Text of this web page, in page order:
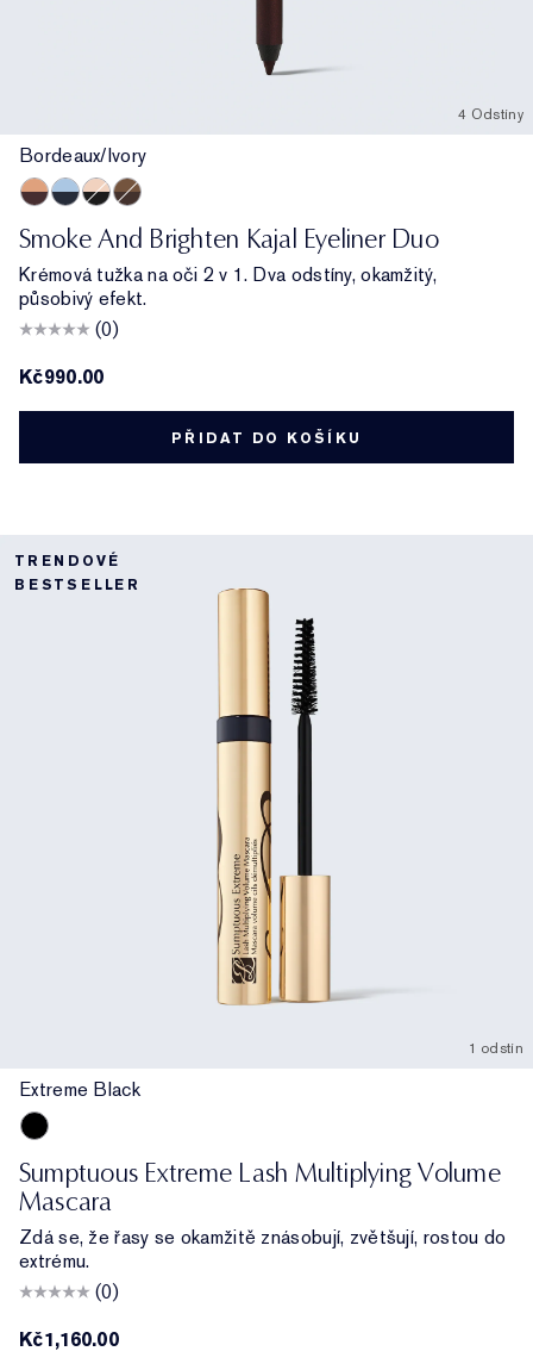
4 Odstíny
Bordeaux/Ivory
Smoke And Brighten Kajal Eyeliner Duo
Krémová tužka na oči 2 v 1. Dva odstíny, okamžitý,
působivý efekt.
(0)
Kč990.00
PŘIDAT DO KOŠÍKU
TRENDOVÉ
BESTSELLER
1 odstín
Extreme Black
Sumptuous Extreme Lash Multiplying Volume
Mascara
Zdá se, že řasy se okamžitě znásobují, zvětšují, rostou do
extrému.
(0)
Kč1,160.00